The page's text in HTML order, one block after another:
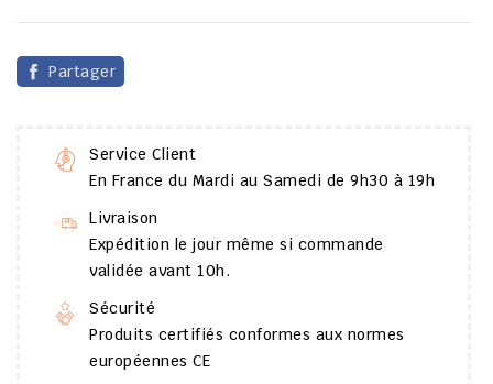
Partager
Service Client
En France du Mardi au Samedi de 9h30 à 19h
Livraison
Expédition le jour même si commande
validée avant 10h.
Sécurité
Produits certifiés conformes aux normes
européennes CE